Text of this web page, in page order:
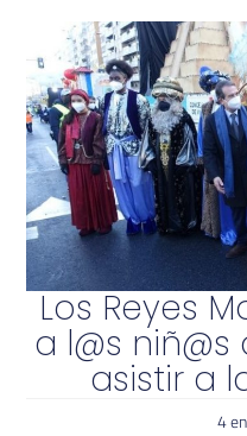
Los Reyes
a l@s
asistir a
4